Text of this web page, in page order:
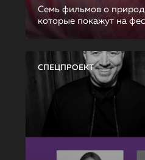
Семь фильмов о
которые покажут на
СПЕЦПРОЕКТ